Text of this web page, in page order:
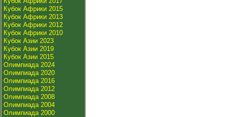
Кубок Африки 2015
Кубок Африки 2013
Кубок Африки 2012
Кубок Африки 2010
Кубок Азии 2023
Кубок Азии 2019
Кубок Азии 2015
Олимпиада 2024
Олимпиада 2020
Олимпиада 2016
Олимпиада 2012
Олимпиада 2008
Олимпиада 2004
Олимпиада 2000